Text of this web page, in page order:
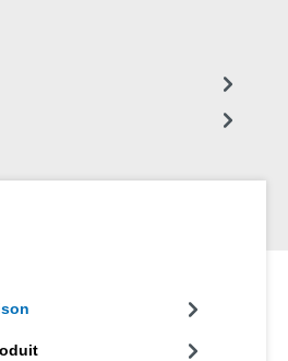
balances, commutateurs et